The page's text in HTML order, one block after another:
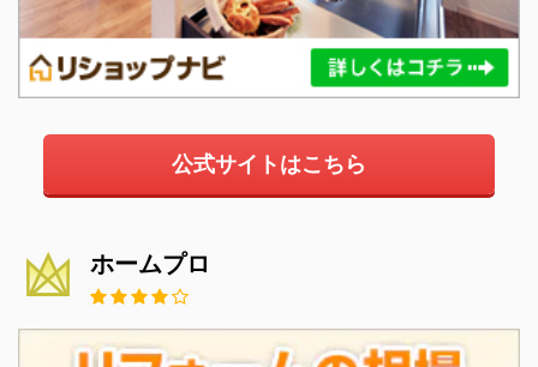
公式サイトはこちら
ホームプロ